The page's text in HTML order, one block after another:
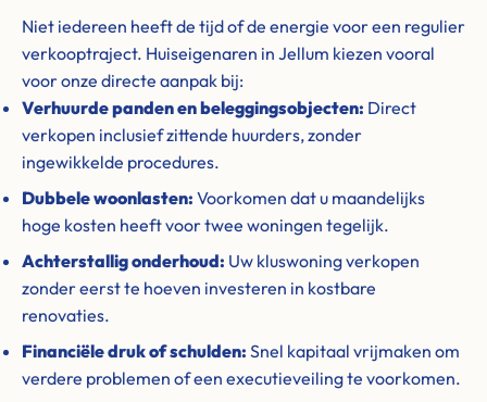
Niet iedereen heeft de tijd of de energie voor een regulier
verkooptraject. Huiseigenaren in Jellum kiezen vooral
voor onze directe aanpak bij:
Verhuurde panden en beleggingsobjecten: Direct
verkopen inclusief zittende huurders, zonder
ingewikkelde procedures.
Dubbele woonlasten: Voorkomen dat u maandelijks
hoge kosten heeft voor twee woningen tegelijk.
Achterstallig onderhoud: Uw kluswoning verkopen
zonder eerst te hoeven investeren in kostbare
renovaties.
Financiële druk of schulden: Snel kapitaal vrijmaken om
verdere problemen of een executieveiling te voorkomen.